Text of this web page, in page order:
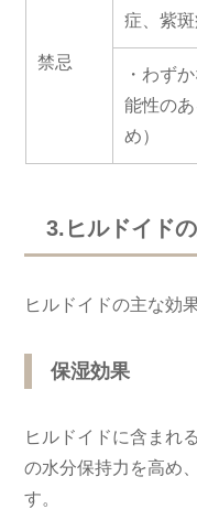
禁忌
症、紫
・わず
能性の
め）
3.ヒルドイド
ヒルドイドの主な効
保湿効果
ヒルドイドに含まれ
の水分保持力を高め
す。